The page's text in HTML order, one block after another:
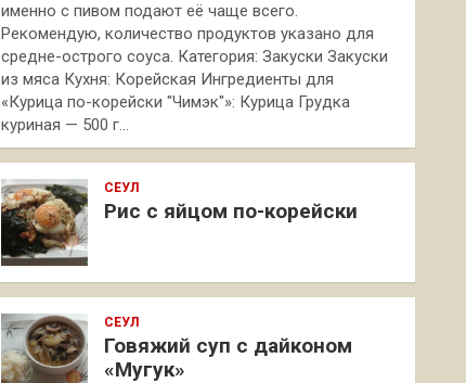
именно с пивом подают её чаще всего.
Рекомендую, количество продуктов указано для
средне-острого соуса. Категория: Закуски Закуски
из мяса Кухня: Корейская Ингредиенты для
«Курица по-корейски "Чимэк"»: Курица Грудка
куриная — 500 г…
СЕУЛ
Рис с яйцом по-корейски
СЕУЛ
Говяжий суп с дайконом
«Мугук»